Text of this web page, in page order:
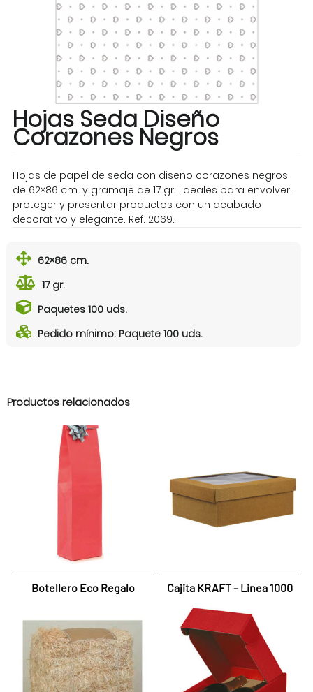
Hojas Seda Diseño
Corazones Negros
Hojas de papel de seda con diseño corazones negros
de 62×86 cm. y gramaje de 17 gr., ideales para envolver,
proteger y presentar productos con un acabado
decorativo y elegante. Ref. 2069.
62×86 cm.
17 gr.
Paquetes 100 uds.
Pedido mínimo: Paquete 100 uds.
Productos relacionados
Botellero Eco Regalo Cajita KRAFT – Linea 1000